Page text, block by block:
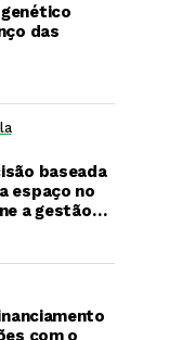
das
baseada
espaço no
a gestão
com o